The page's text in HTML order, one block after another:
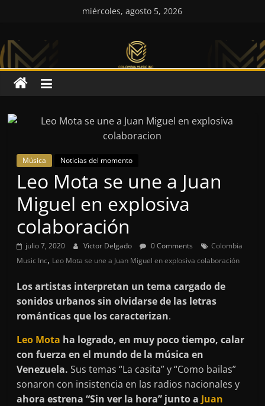
miércoles, agosto 5, 2026
Colombia
Music
Inc
Música Noticias del momento
Leo Mota se une a Juan
Miguel en explosiva
colaboración
julio 7, 2020 Victor Delgado 0 Comments
Colombia
Music Inc, Leo Mota se une a Juan Miguel en explosiva colaboración
Los artistas interpretan un tema cargado de
sonidos urbanos sin olvidarse de las letras
románticas que los caracterizan.
Leo Mota ha logrado, en muy poco tiempo, calar
con fuerza en el mundo de la música en
Venezuela. Sus temas “La casita” y “Como bailas”
sonaron con insistencia en las radios nacionales y
ahora estrena “Sin ver la hora” junto a Juan